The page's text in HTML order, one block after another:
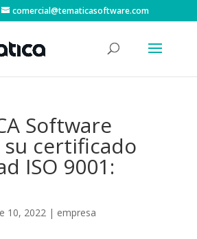
comercial@tematicasoftware.com
Software
su certificado
ISO 9001:
10, 2022| empresa